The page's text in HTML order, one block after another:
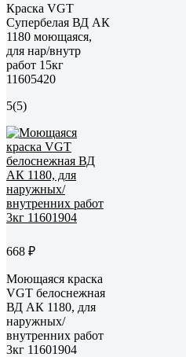
Краска VGT
Супербелая ВД АК
1180 моющаяся,
для нар/внутр
работ 15кг
11605420
5(5)
668 ₽
Моющаяся краска
VGT белоснежная
ВД АК 1180, для
наружных/
внутренних работ
3кг 11601904